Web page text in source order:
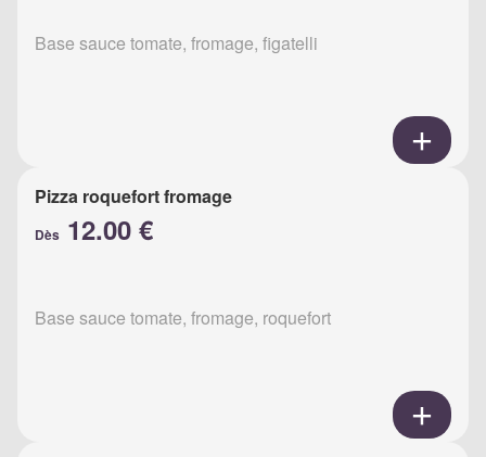
Base sauce tomate, fromage, figatelli
Pizza roquefort fromage
Dès 12.00 €
Base sauce tomate, fromage, roquefort